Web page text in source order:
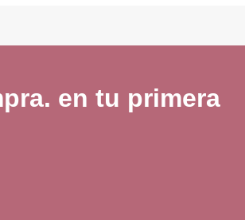
en tu primera